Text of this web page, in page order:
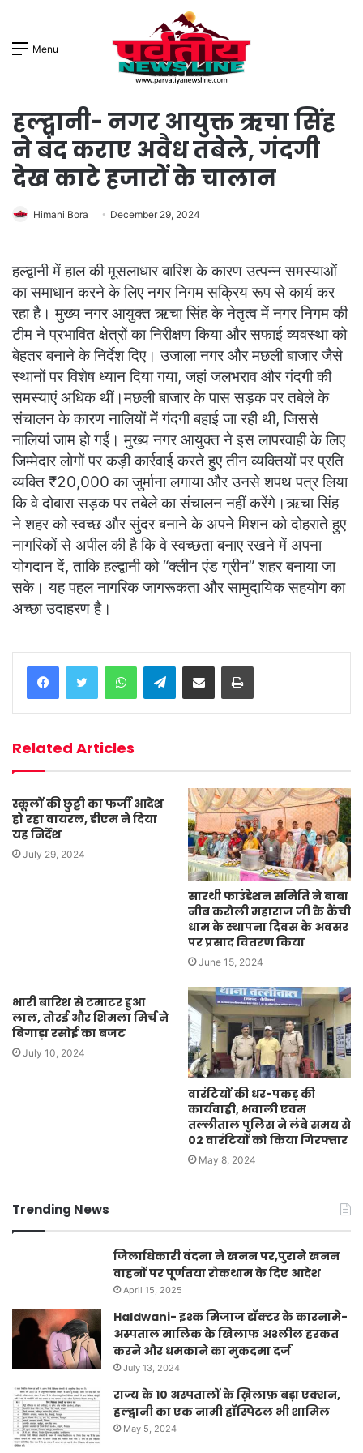
Menu
हल्द्वानी- नगर आयुक्त ऋचा सिंह
ने बंद कराए अवैध तबेले, गंदगी
देख काटे हजारों के चालान
Himani Bora December 29, 2024
हल्द्वानी में हाल की मूसलाधार बारिश के कारण उत्पन्न समस्याओं
का समाधान करने के लिए नगर निगम सक्रिय रूप से कार्य कर
रहा है। मुख्य नगर आयुक्त ऋचा सिंह के नेतृत्व में नगर निगम की
टीम ने प्रभावित क्षेत्रों का निरीक्षण किया और सफाई व्यवस्था को
बेहतर बनाने के निर्देश दिए। उजाला नगर और मछली बाजार जैसे
स्थानों पर विशेष ध्यान दिया गया, जहां जलभराव और गंदगी की
समस्याएं अधिक थीं।मछली बाजार के पास सड़क पर तबेले के
संचालन के कारण नालियों में गंदगी बहाई जा रही थी, जिससे
नालियां जाम हो गईं। मुख्य नगर आयुक्त ने इस लापरवाही के लिए
जिम्मेदार लोगों पर कड़ी कार्रवाई करते हुए तीन व्यक्तियों पर प्रति
व्यक्ति ₹20,000 का जुर्माना लगाया और उनसे शपथ पत्र लिया
कि वे दोबारा सड़क पर तबेले का संचालन नहीं करेंगे।ऋचा सिंह
ने शहर को स्वच्छ और सुंदर बनाने के अपने मिशन को दोहराते हुए
नागरिकों से अपील की है कि वे स्वच्छता बनाए रखने में अपना
योगदान दें, ताकि हल्द्वानी को “क्लीन एंड ग्रीन” शहर बनाया जा
सके। यह पहल नागरिक जागरूकता और सामुदायिक सहयोग का
अच्छा उदाहरण है।
WhatsAppTelegramShare via Email Print
Related Articles
स्कूलों की छुट्टी का फर्जी आदेश
हो रहा वायरल, डीएम ने दिया
यह निर्देश
July 29, 2024
सारथी फाउंडेशन समिति ने बाबा
नीब करोली महाराज जी के कैंची
धाम के स्थापना दिवस के अवसर
पर प्रसाद वितरण किया
June 15, 2024
भारी बारिश से टमाटर हुआ
लाल, तोरई और शिमला मिर्च ने
बिगाड़ा रसोई का बजट
July 10, 2024
वारंटियों की धर-पकड़ की
कार्यवाही, भवाली एवम
तल्लीताल पुलिस ने लंबे समय से
02 वारंटियों को किया गिरफ्तार
May 8, 2024
Trending News
जिलाधिकारी वंदना ने खनन पर,पुराने खनन
वाहनों पर पूर्णतया रोकथाम के दिए आदेश
April 15, 2025
Haldwani- इश्क मिजाज डॉक्टर के कारनामे-
अस्पताल मालिक के खिलाफ अश्लील हरकत
करने और धमकाने का मुकदमा दर्ज
July 13, 2024
राज्य के 10 अस्पतालों के ख़िलाफ़ बड़ा एक्शन,
हल्द्वानी का एक नामी हॉस्पिटल भी शामिल
May 5, 2024